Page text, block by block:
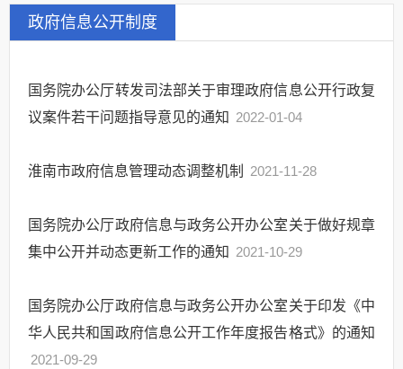
政府信息公开制度
国务院办公厅转发司法部关于审理政府信息公开行政复
议案件若干问题指导意见的通知 2022-01-04
淮南市政府信息管理动态调整机制 2021-11-28
国务院办公厅政府信息与政务公开办公室关于做好规章
集中公开并动态更新工作的通知 2021-10-29
国务院办公厅政府信息与政务公开办公室关于印发《中
华人民共和国政府信息公开工作年度报告格式》的通知
2021-09-29